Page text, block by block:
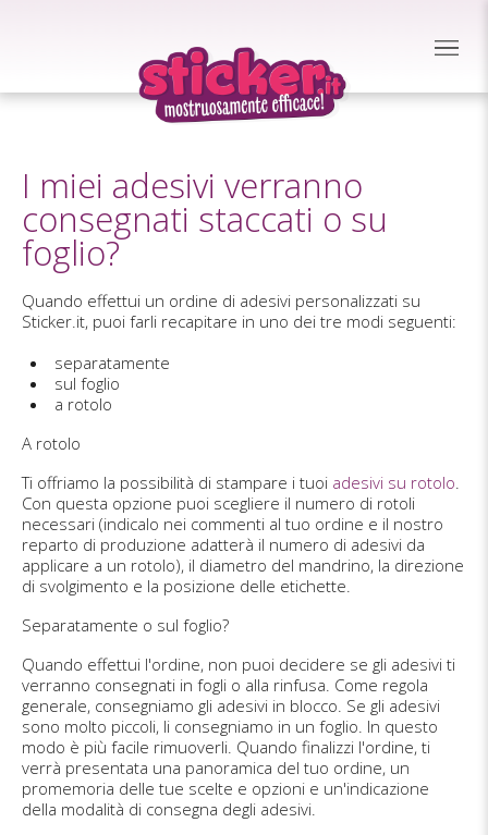
I miei adesivi verranno
consegnati staccati o su
foglio?
Quando effettui un ordine di adesivi personalizzati su
Sticker.it, puoi farli recapitare in uno dei tre modi seguenti:
separatamente
sul foglio
a rotolo
A rotolo
Ti offriamo la possibilità di stampare i tuoi adesivi su rotolo.
Con questa opzione puoi scegliere il numero di rotoli
necessari (indicalo nei commenti al tuo ordine e il nostro
reparto di produzione adatterà il numero di adesivi da
applicare a un rotolo), il diametro del mandrino, la direzione
di svolgimento e la posizione delle etichette.
Separatamente o sul foglio?
Quando effettui l'ordine, non puoi decidere se gli adesivi ti
verranno consegnati in fogli o alla rinfusa. Come regola
generale, consegniamo gli adesivi in blocco. Se gli adesivi
sono molto piccoli, li consegniamo in un foglio. In questo
modo è più facile rimuoverli. Quando finalizzi l'ordine, ti
verrà presentata una panoramica del tuo ordine, un
promemoria delle tue scelte e opzioni e un'indicazione
della modalità di consegna degli adesivi.